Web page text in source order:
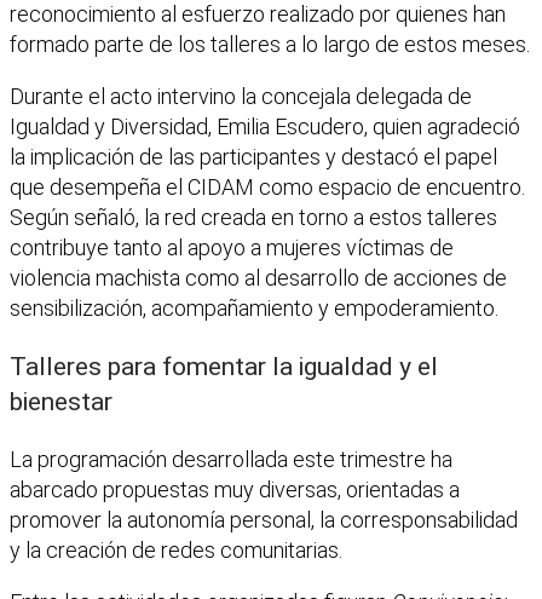
reconocimiento al esfuerzo realizado por quienes han
formado parte de los talleres a lo largo de estos meses.
Durante el acto intervino la concejala delegada de
Igualdad y Diversidad, Emilia Escudero, quien agradeció
la implicación de las participantes y destacó el papel
que desempeña el CIDAM como espacio de encuentro.
Según señaló, la red creada en torno a estos talleres
contribuye tanto al apoyo a mujeres víctimas de
violencia machista como al desarrollo de acciones de
sensibilización, acompañamiento y empoderamiento.
Talleres para fomentar la igualdad y el
bienestar
La programación desarrollada este trimestre ha
abarcado propuestas muy diversas, orientadas a
promover la autonomía personal, la corresponsabilidad
y la creación de redes comunitarias.